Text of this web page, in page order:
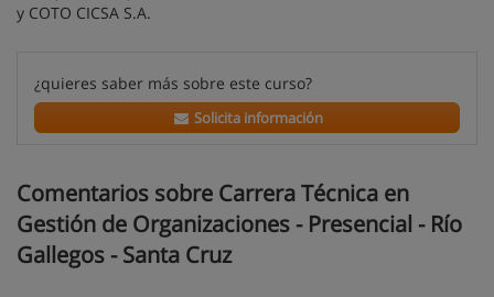
y COTO CICSA S.A.
¿quieres saber más sobre este curso?
Solicita información
Comentarios sobre Carrera Técnica en
Gestión de Organizaciones - Presencial - Río
Gallegos - Santa Cruz